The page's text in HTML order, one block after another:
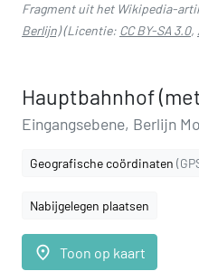
Fragment uit het Wikipedia-
Berlijn)(Licentie: CC BY-SA 3.0,
Hauptbahnhof
Eingangsebene, Berlijn
Geografische coördinaten
Nabijgelegen plaatsen
place Toon op kaart